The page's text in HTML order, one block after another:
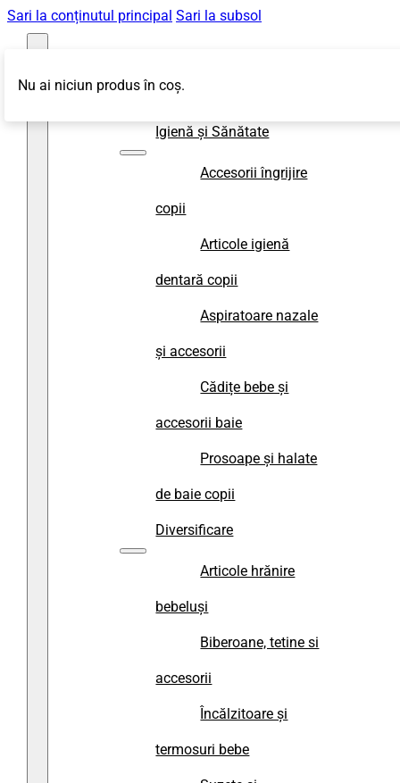
Sari la conținutul principal Sari la subsol
Igienă și Sănătate
Accesorii îngrijire
copii
Articole igienă
dentară copii
Aspiratoare nazale
și accesorii
Cădițe bebe și
accesorii baie
Prosoape și halate
de baie copii
Diversificare
Articole hrănire
bebeluși
Biberoane, tetine si
accesorii
Încălzitoare și
termosuri bebe
Nu ai niciun produs în coș.